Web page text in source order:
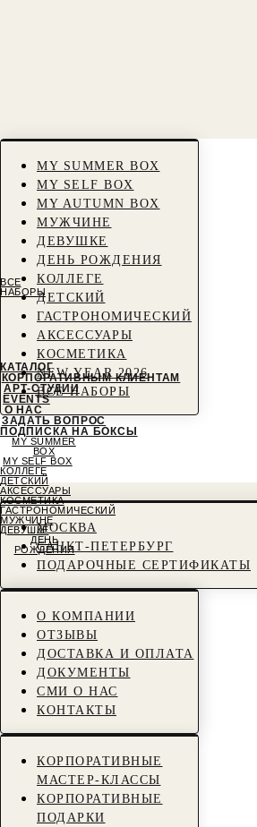
ВСЕ
НАБОРЫ
КАТАЛОГ
КОРПОРАТИВНЫМ КЛИЕНТАМ
АРТ-СТУДИИ
EVENTS
О НАС
ЗАДАТЬ ВОПРОС
ПОДПИСКА НА БОКСЫ
MY SUMMER
BOX
MY SELF BOX
КОЛЛЕГЕ
ДЕТСКИЙ
АКСЕССУАРЫ
КОСМЕТИКА
ГАСТРОНОМИЧЕСКИЙ
МУЖЧИНЕ
ДЕВУШКЕ
ДЕНЬ
РОЖДЕНИЯ
MY SUMMER BOX
MY SELF BOX
MY AUTUMN BOX
МУЖЧИНЕ
ДЕВУШКЕ
ДЕНЬ РОЖДЕНИЯ
КОЛЛЕГЕ
ДЕТСКИЙ
ГАСТРОНОМИЧЕСКИЙ
АКСЕССУАРЫ
КОСМЕТИКА
NEW YEAR 2026
ВСЕ НАБОРЫ
МОСКВА
САНКТ-ПЕТЕРБУРГ
ПОДАРОЧНЫЕ СЕРТИФИКАТЫ
О КОМПАНИИ
ОТЗЫВЫ
ДОСТАВКА И ОПЛАТА
ДОКУМЕНТЫ
СМИ О НАС
КОНТАКТЫ
КОРПОРАТИВНЫЕ
МАСТЕР-КЛАССЫ
КОРПОРАТИВНЫЕ
ПОДАРКИ